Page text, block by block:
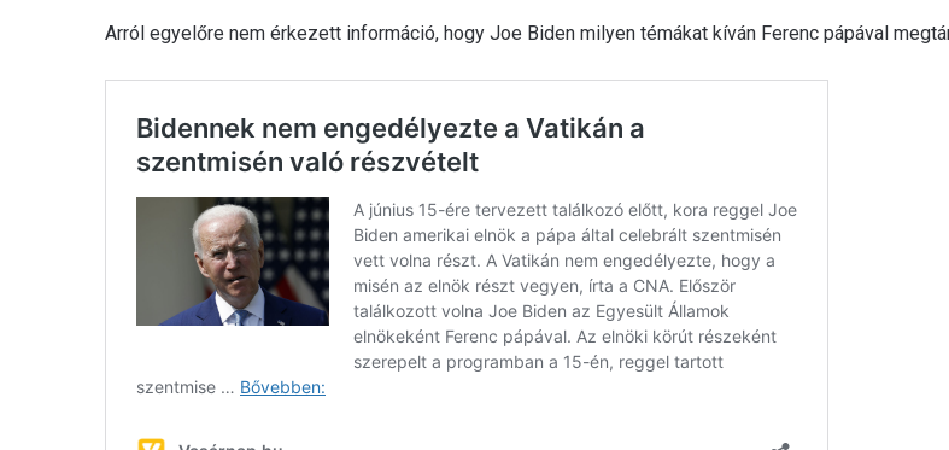
Arról egyelőre nem érkezett információ, hogy Joe Biden milyen témákat kíván Ferenc pápával